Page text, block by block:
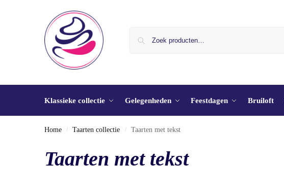
Klassieke collectie Gelegenheden Feestdagen Bruiloft
Home / Taarten collectie / Taarten met tekst
Taarten met tekst